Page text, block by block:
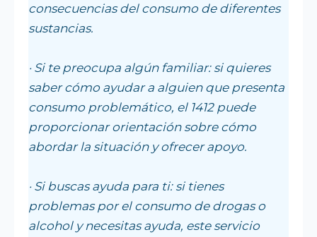
consecuencias del consumo de diferentes
sustancias.
· Si te preocupa algún familiar: si quieres
saber cómo ayudar a alguien que presenta
consumo problemático, el 1412 puede
proporcionar orientación sobre cómo
abordar la situación y ofrecer apoyo.
· Si buscas ayuda para ti: si tienes
problemas por el consumo de drogas o
alcohol y necesitas ayuda, este servicio